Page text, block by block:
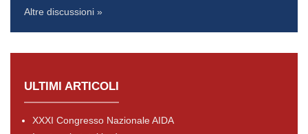
Altre discussioni »
ULTIMI ARTICOLI
XXXI Congresso Nazionale AIDA